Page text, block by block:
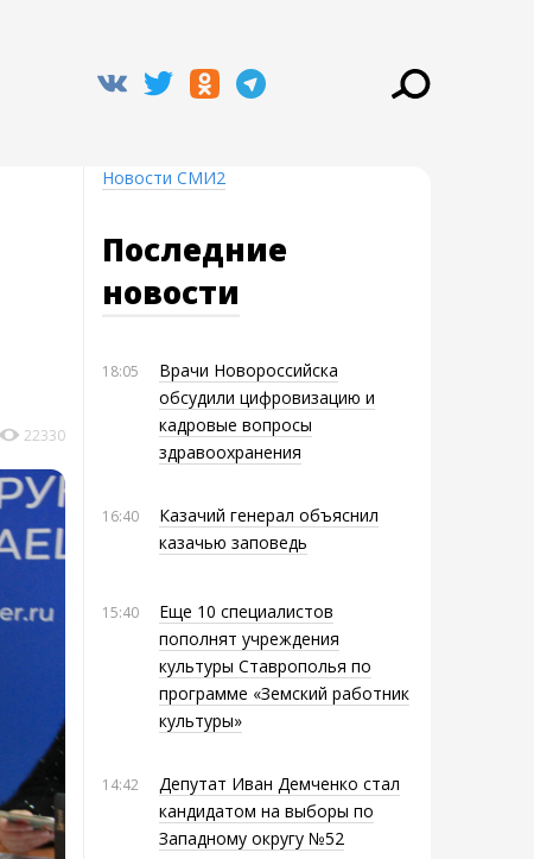
22330
Новости СМИ2
Последние
новости
18:05
Врачи Новороссийска
обсудили цифровизацию и
кадровые вопросы
здравоохранения
16:40
Казачий генерал объяснил
казачью заповедь
15:40
Еще 10 специалистов
пополнят учреждения
культуры Ставрополья по
программе «Земский работник
культуры»
14:42
Депутат Иван Демченко стал
кандидатом на выборы по
Западному округу №52